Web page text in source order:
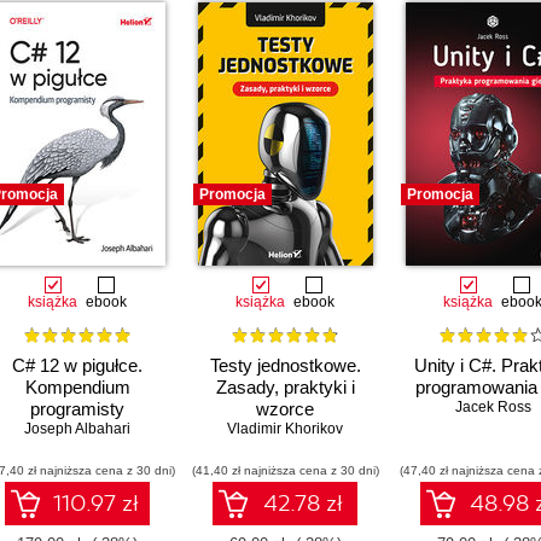
książka ebook
C# 12 w pigułce.
Kompendium
programisty
Joseph Albahari
zł najniższa cena z 30 dni)
110.97 zł
Promocja
książka ebook
Testy jednostkowe.
Zasady, praktyki i
wzorce
Vladimir Khorikov
(41,40 zł najniższa cena z 30 dni)
42.78 zł
Promocja
książka ebook
Unity i C#.
programowania
Jacek Ross
(47,40 zł najniższa cena
48.98